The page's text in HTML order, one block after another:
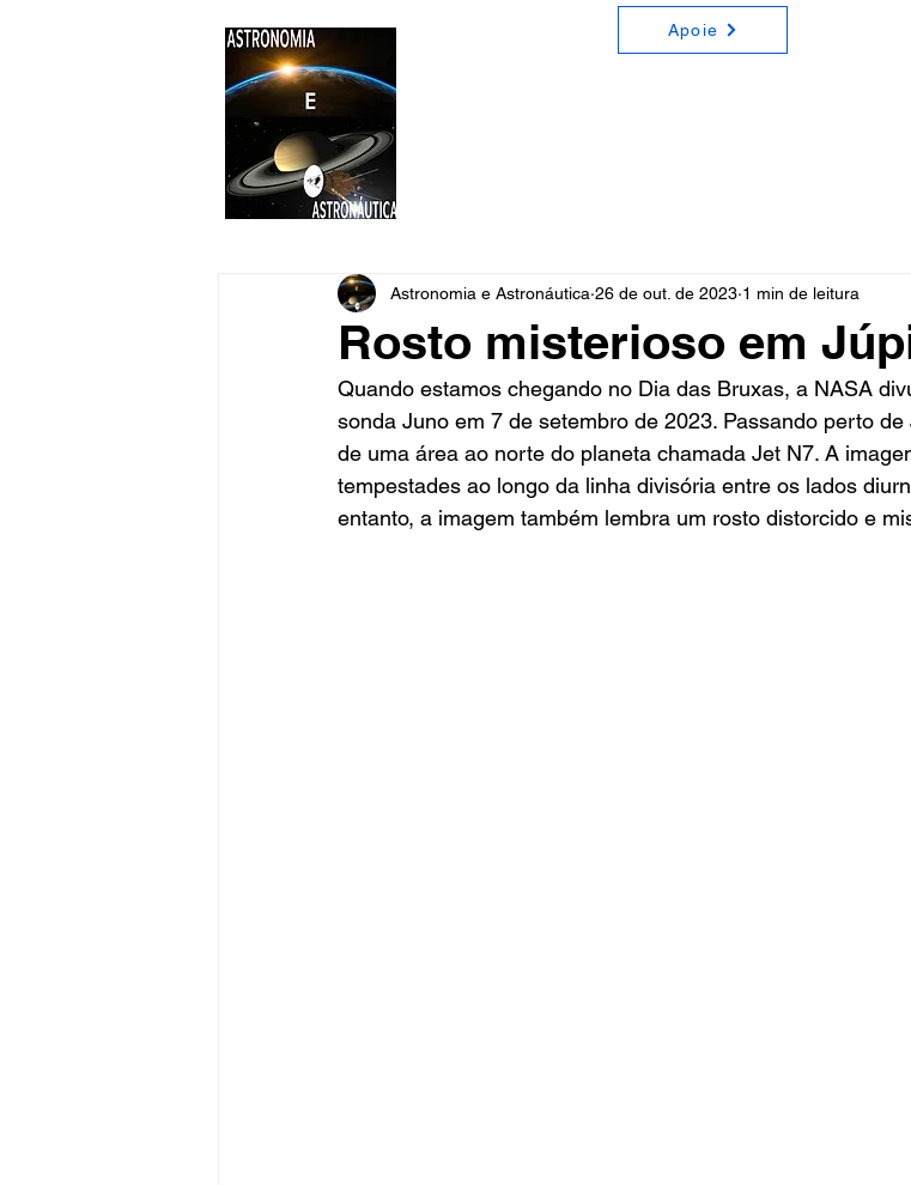
Apoie
Rosto misterioso em
Astronomia e Astronáutica 26 de out. de 2023 1 min de leitura
Quando estamos chegando no Dia das Bruxas, a NASA
sonda Juno em 7 de setembro de 2023. Passando perto
de uma área ao norte do planeta chamada Jet N7. A
tempestades ao longo da linha divisória entre os lados
entanto, a imagem também lembra um rosto distorcido e